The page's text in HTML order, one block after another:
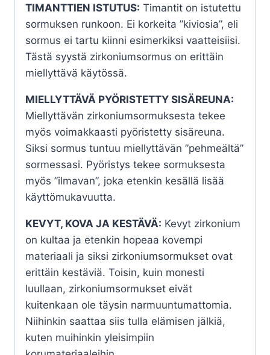
TIMANTTIEN ISTUTUS: Timantit on istutettu
sormuksen runkoon. Ei korkeita ”kiviosia”, eli
sormus ei tartu kiinni esimerkiksi vaatteisiisi.
Tästä syystä zirkoniumsormus on erittäin
miellyttävä käytössä.
MIELLYTTÄVÄ PYÖRISTETTY SISÄREUNA:
Miellyttävän zirkoniumsormuksesta tekee
myös voimakkaasti pyöristetty sisäreuna.
Siksi sormus tuntuu miellyttävän ”pehmeältä”
sormessasi. Pyöristys tekee sormuksesta
myös ”ilmavan”, joka etenkin kesällä lisää
käyttömukavuutta.
KEVYT, KOVA JA KESTÄVÄ: Kevyt zirkonium
on kultaa ja etenkin hopeaa kovempi
materiaali ja siksi zirkoniumsormukset ovat
erittäin kestäviä. Toisin, kuin monesti
luullaan, zirkoniumsormukset eivät
kuitenkaan ole täysin narmuuntumattomia.
Niihinkin saattaa siis tulla elämisen jälkiä,
kuten muihinkin yleisimpiin